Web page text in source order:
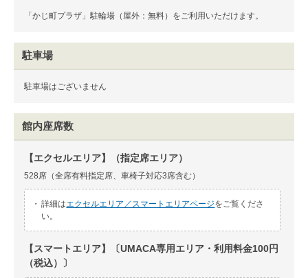
「かじ町プラザ」駐輪場（屋外：無料）をご利用いただけます。
駐車場
駐車場はございません
館内座席数
【エクセルエリア】（指定席エリア）
528席（全席有料指定席、車椅子対応3席含む）
・ 詳細はエクセルエリア／スマートエリアページをご覧くださ
い。
【スマートエリア】〔UMACA専用エリア・利用料金100円
（税込）〕